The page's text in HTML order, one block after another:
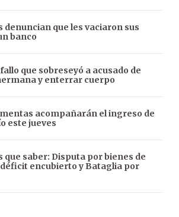
denuncian que les vaciaron sus
banco
que sobreseyó a acusado de
y enterrar cuerpo
acompañarán el ingreso de
este jueves
que saber: Disputa por bienes de
encubierto y Bataglia por